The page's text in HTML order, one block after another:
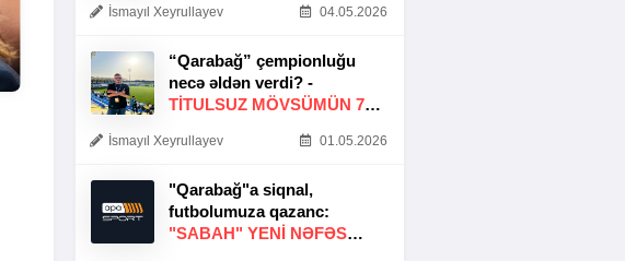
İsmayıl Xeyrullayev 04.05.2026
“Qarabağ” çempionluğu
necə əldən verdi? -
TITULSUZ MÖVSÜMÜN 7
İsmayıl Xeyrullayev 01.05.2026
"Qarabağ"a siqnal,
futbolumuza qazanc:
"SABAH" YENI NƏFƏS